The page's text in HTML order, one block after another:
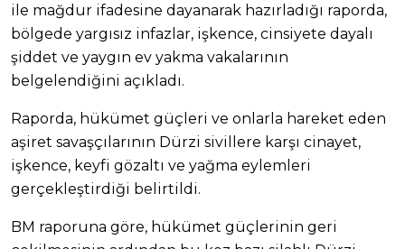
ile mağdur ifadesine dayanarak hazırladığı raporda,
bölgede yargısız infazlar, işkence, cinsiyete dayalı
şiddet ve yaygın ev yakma vakalarının
belgelendiğini açıkladı.
Raporda, hükümet güçleri ve onlarla hareket eden
aşiret savaşçılarının Dürzi sivillere karşı cinayet,
işkence, keyfi gözaltı ve yağma eylemleri
gerçekleştirdiği belirtildi.
BM raporuna göre, hükümet güçlerinin geri